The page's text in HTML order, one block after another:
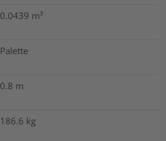
0.0439 m³
Palette
0.8 m
186.6 kg